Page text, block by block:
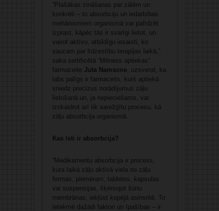
“Plašākas zināšanas par zālēm un
konkrēti – to absorbciju un iedarbības
mehānismiem organismā var palīdzēt
izprast, kāpēc tās ir svarīgi lietot, un
vairot aktīvu, atbildīgu iesaisti, ko
saucam par līdzestību terapijas laikā,”
saka sertificētā “Mēness aptiekas”
farmaceite Juta Namsone , uzsverot, ka
labs palīgs ir farmaceits, kurš aptiekā
sniedz precīzus norādījumus zāļu
lietošanā un, ja nepieciešams, var
izskaidrot arī tik sarežģītu procesu, kā
zāļu absorbcija organismā.
Kas īsti ir absorbcija?
“Medikamentu absorbcija ir process,
kura laikā zāļu aktīvā viela no zāļu
formas, piemēram, tabletes, kapsulas
vai suspensijas, šķērsojot šūnu
membrānas, iekļūst kopējā asinsritē. To
ietekmē dažādi faktori un īpašības – ir